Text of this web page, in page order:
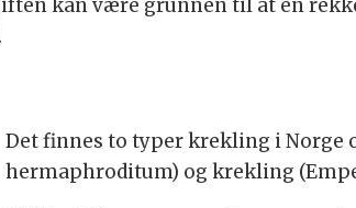
kan være grunnen til at en
Det finnes to typer krekling i
hermaphroditum) og krekling